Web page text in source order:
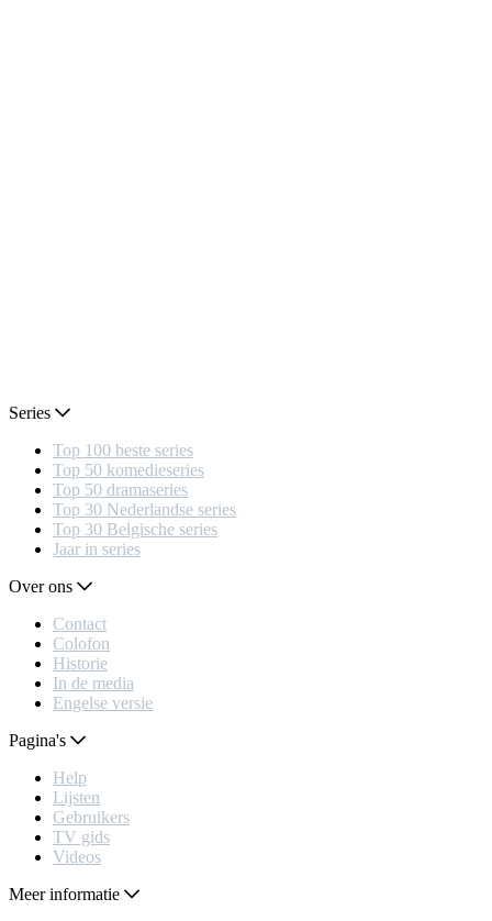
Series
Top 100 beste series
Top 50 komedieseries
Top 50 dramaseries
Top 30 Nederlandse series
Top 30 Belgische series
Jaar in series
Over ons
Contact
Colofon
Historie
In de media
Engelse versie
Pagina's
Help
Lijsten
Gebruikers
TV gids
Videos
Meer informatie